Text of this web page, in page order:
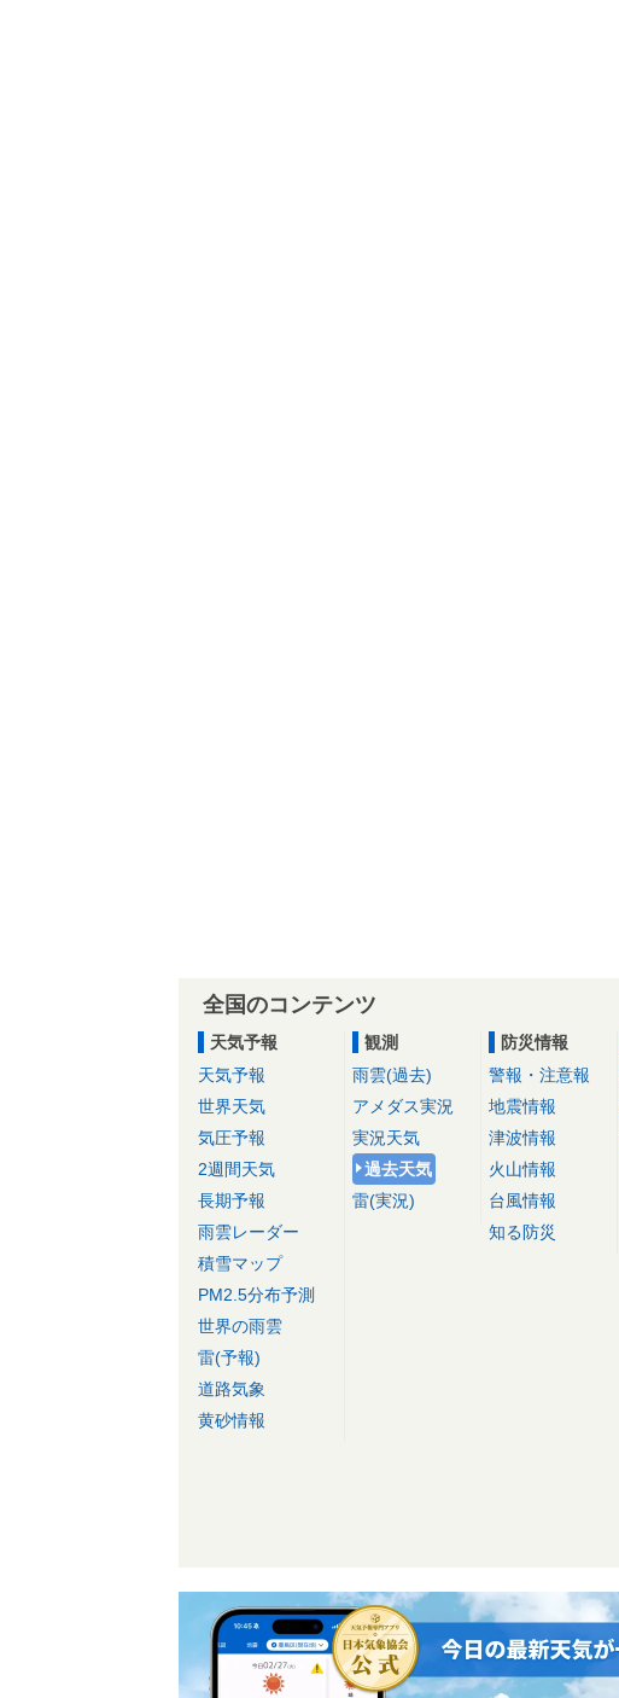
全国のコンテンツ
天気予報
天気予報
世界天気
気圧予報
2週間天気
長期予報
雨雲レーダー
積雪マップ
PM2.5分布予測
世界の雨雲
雷(予報)
道路気象
黄砂情報
観測
雨雲(過去)
アメダス実況
実況天気
過去天気
雷(実況)
防災情報
警報・注意報
地震情報
津波情報
火山情報
台風情報
知る防災